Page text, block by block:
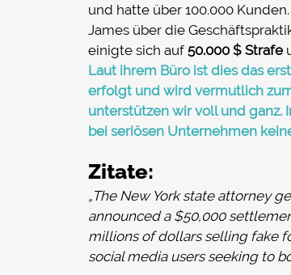
und hatte über 100.000
James über die
einigte sich auf 50.000 $ Strafe
Laut ihrem Büro ist dies das
erfolgt und wird vermutlich
unterstützen wir voll und ganz.
bei seriösen Unternehmen
Zitate:
„The New York state attorney
announced a $50,000
millions of dollars selling fake
social media users seeking to